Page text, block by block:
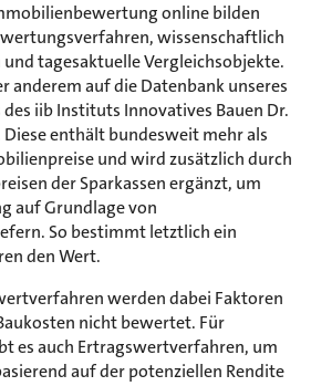
online bilden
wissenschaftlich
tagesaktuelle Vergleichsobjekte.
anderem auf die Datenbank unseres
iib Instituts Innovatives Bauen Dr.
enthält bundesweit mehr als
und wird zusätzlich durch
der Sparkassen ergänzt, um
auf Grundlage von
So bestimmt letztlich ein
den Wert.
werden dabei Faktoren
nicht bewertet. Für
es auch Ertragswertverfahren, um
auf der potenziellen Rendite